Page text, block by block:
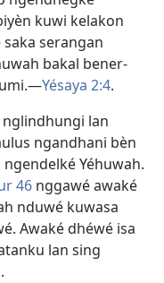
kuwi kelakon
serangan
bakal bener-
Yésaya 2:4.
nglindhungi lan
ngandhani bèn
Yéhuwah.
46 nggawé awaké
nduwé kuwasa
Awaké dhéwé isa
lan sing
.